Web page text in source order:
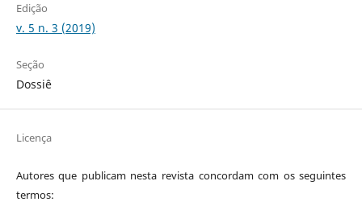
Edição
v. 5 n. 3 (2019)
Seção
Dossiê
Licença
Autores que publicam nesta revista concordam com os seguintes
termos: